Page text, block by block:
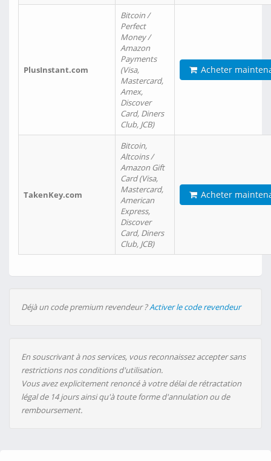
PlusInstant.com
Bitcoin /
Perfect
Money /
Amazon
Payments
(Visa,
Mastercard,
Amex,
Discover
Card, Diners
Club, JCB)
Acheter
TakenKey.com
Bitcoin,
Altcoins /
Amazon Gift
Card (Visa,
Mastercard,
American
Express,
Discover
Card, Diners
Club, JCB)
Acheter
Déjà un code premium revendeur ?Activer le code revendeur
En souscrivant à nos services, vous reconnaissez accepter sans
restrictions nos conditions d'utilisation.
Vous avez explicitement renoncé à votre délai de rétractation
légal de 14 jours ainsi qu'à toute forme d'annulation ou de
remboursement.